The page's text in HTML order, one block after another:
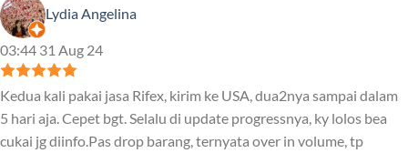
Lydia Angelina
03:44 31 Aug 24
Kedua kali pakai jasa Rifex, kirim ke USA, dua2nya sampai dalam
5 hari aja. Cepet bgt. Selalu di update progressnya, ky lolos bea
cukai jg diinfo.Pas drop barang, ternyata over in volume, tp